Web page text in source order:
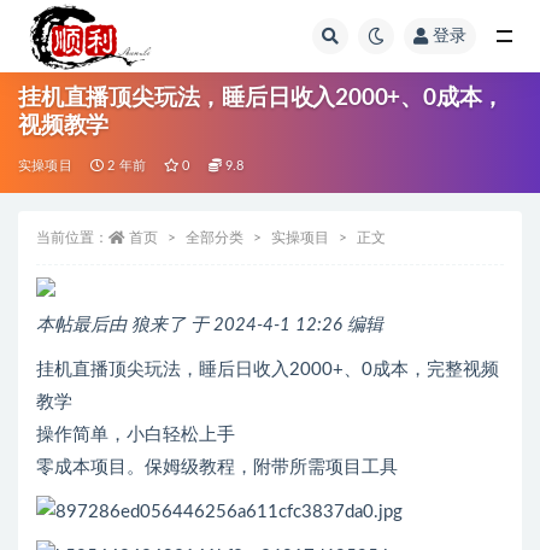
登录
挂机直播顶尖玩法，睡后日收入2000+、0成本，
视频教学
实操项目 2 年前 0 9.8
当前位置： 首页 全部分类 实操项目 正文
本帖最后由 狼来了 于 2024-4-1 12:26 编辑
挂机直播顶尖玩法，睡后日收入2000+、0成本，完整视频
教学
操作简单，小白轻松上手
零成本项目。保姆级教程，附带所需项目工具
全部